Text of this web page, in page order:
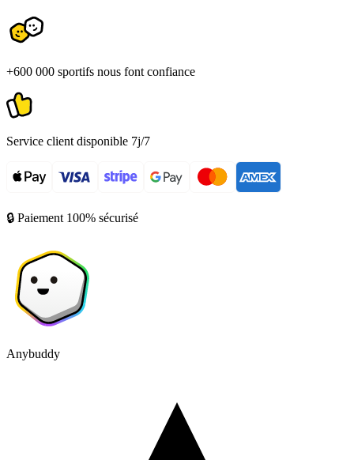
+600 000 sportifs nous font confiance
Service client disponible 7j/7
🔒 Paiement 100% sécurisé
Anybuddy